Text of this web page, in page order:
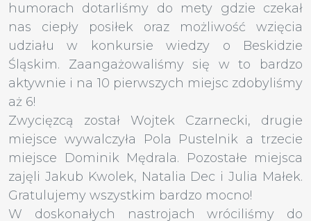
humorach dotarliśmy do mety gdzie czekał
nas ciepły posiłek oraz możliwość wzięcia
udziału w konkursie wiedzy o Beskidzie
Śląskim. Zaangażowaliśmy się w to bardzo
aktywnie i na 10 pierwszych miejsc zdobyliśmy
aż 6!
Zwycięzcą został Wojtek Czarnecki, drugie
miejsce wywalczyła Pola Pustelnik a trzecie
miejsce Dominik Mędrala. Pozostałe miejsca
zajęli Jakub Kwolek, Natalia Dec i Julia Małek.
Gratulujemy wszystkim bardzo mocno!
W doskonałych nastrojach wróciliśmy do